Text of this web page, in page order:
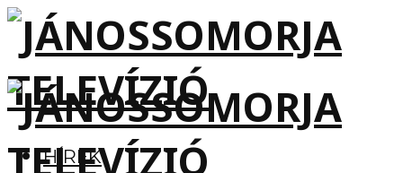
HÍREK